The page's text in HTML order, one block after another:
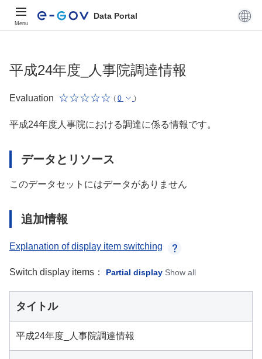
Menu
Data Portal
平成24年度_人事院調達情報
Evaluation ( 0 )
平成24年度人事院における調達に係る情報です。
データとリソース
このデータセットにはデータがありません
追加情報
Explanation of display item switching
Switch display items： Partial display Show all
タイトル
平成24年度_人事院調達情報